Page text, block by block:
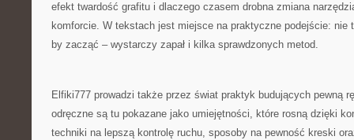
efekt twardość grafitu i dlaczego czasem drobna zmiana
komforcie. W tekstach jest miejsce na praktyczne podejście: nie
by zacząć – wystarczy zapał i kilka sprawdzonych metod.
Elfiki777 prowadzi także przez świat praktyk budujących pewną
odręczne są tu pokazane jako umiejętności, które rosną dzięki
techniki na lepszą kontrolę ruchu, sposoby na pewność kreski